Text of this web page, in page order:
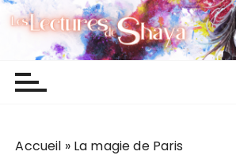
P
Les lectures de
Accueil » La magie de Paris